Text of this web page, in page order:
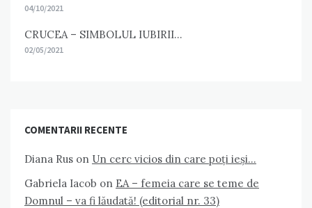
04/10/2021
CRUCEA – SIMBOLUL IUBIRII…
02/05/2021
COMENTARII RECENTE
Diana Rus on Un cerc vicios din care poți ieși…
Gabriela Iacob on EA – femeia care se teme de
Domnul – va fi lăudată! (editorial nr. 33)